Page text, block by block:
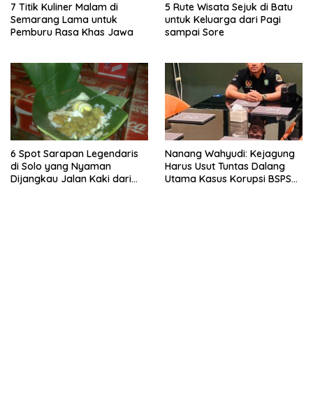
7 Titik Kuliner Malam di
Semarang Lama untuk
Pemburu Rasa Khas Jawa
5 Rute Wisata Sejuk di Batu
untuk Keluarga dari Pagi
sampai Sore
6 Spot Sarapan Legendaris
di Solo yang Nyaman
Dijangkau Jalan Kaki dari
Nanang Wahyudi: Kejagung
Harus Usut Tuntas Dalang
Utama Kasus Korupsi BSPS